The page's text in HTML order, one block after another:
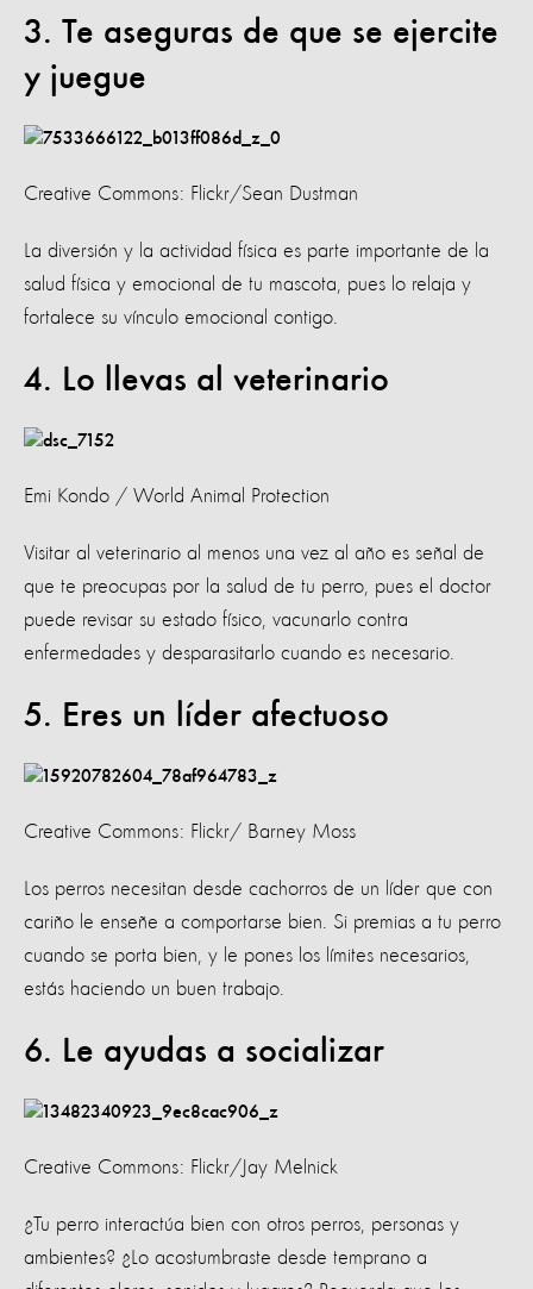
3. Te aseguras de que se ejercite
y juegue
Creative Commons: Flickr/Sean Dustman
La diversión y la actividad física es parte importante de la
salud física y emocional de tu mascota, pues lo relaja y
fortalece su vínculo emocional contigo.
4. Lo llevas al veterinario
Emi Kondo / World Animal Protection
Visitar al veterinario al menos una vez al año es señal de
que te preocupas por la salud de tu perro, pues el doctor
puede revisar su estado físico, vacunarlo contra
enfermedades y desparasitarlo cuando es necesario.
5. Eres un líder afectuoso
Creative Commons: Flickr/ Barney Moss
Los perros necesitan desde cachorros de un líder que con
cariño le enseñe a comportarse bien. Si premias a tu perro
cuando se porta bien, y le pones los límites necesarios,
estás haciendo un buen trabajo.
6. Le ayudas a socializar
Creative Commons: Flickr/Jay Melnick
¿Tu perro interactúa bien con otros perros, personas y
ambientes? ¿Lo acostumbraste desde temprano a